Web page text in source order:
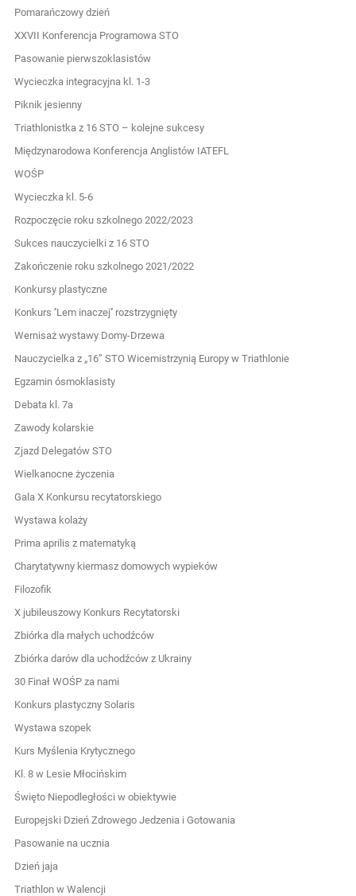
Pomarańczowy dzień
XXVII Konferencja Programowa STO
Pasowanie pierwszoklasistów
Wycieczka integracyjna kl. 1-3
Piknik jesienny
Triathlonistka z 16 STO – kolejne sukcesy
Międzynarodowa Konferencja Anglistów IATEFL
WOŚP
Wycieczka kl. 5-6
Rozpoczęcie roku szkolnego 2022/2023
Sukces nauczycielki z 16 STO
Zakończenie roku szkolnego 2021/2022
Konkursy plastyczne
Konkurs ''Lem inaczej'' rozstrzygnięty
Wernisaż wystawy Domy-Drzewa
Nauczycielka z „16” STO Wicemistrzynią Europy w Triathlonie
Egzamin ósmoklasisty
Debata kl. 7a
Zawody kolarskie
Zjazd Delegatów STO
Wielkanocne życzenia
Gala X Konkursu recytatorskiego
Wystawa kolaży
Prima aprilis z matematyką
Charytatywny kiermasz domowych wypieków
Filozofik
X jubileuszowy Konkurs Recytatorski
Zbiórka dla małych uchodźców
Zbiórka darów dla uchodźców z Ukrainy
30 Finał WOŚP za nami
Konkurs plastyczny Solaris
Wystawa szopek
Kurs Myślenia Krytycznego
Kl. 8 w Lesie Młocińskim
Święto Niepodległości w obiektywie
Europejski Dzień Zdrowego Jedzenia i Gotowania
Pasowanie na ucznia
Dzień jaja
Triathlon w Walencji